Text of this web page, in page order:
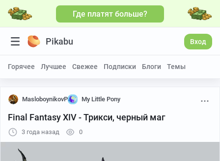
Где платят больше?
Pikabu Вход
Горячее Лучшее Свежее Подписки Блоги Темы
MasloboynikovP My Little Pony
Final Fantasy XIV - Трикси, черный маг
3 года назад 0